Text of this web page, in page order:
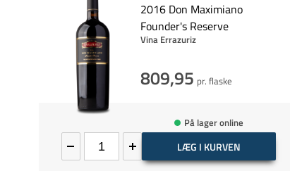
2016 Don Maximiano
Founder's Reserve
Vina Errazuriz
809,95 pr. flaske
På lager online
LÆG I KURVEN